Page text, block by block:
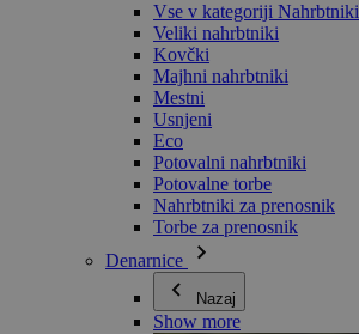
Vse v kategoriji Nahrbtniki
Veliki nahrbtniki
Kovčki
Majhni nahrbtniki
Mestni
Usnjeni
Eco
Potovalni nahrbtniki
Potovalne torbe
Nahrbtniki za prenosnik
Torbe za prenosnik
Denarnice
Nazaj
Show more